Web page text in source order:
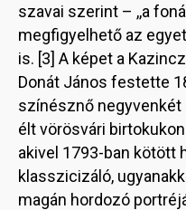
szavai szerint – ,,a
megfigyelhető az
is. [3] A képet a
Donát János festette
színésznő
élt vörösvári
akivel 1793-ban kötött
klasszicizáló,
magán hordozó